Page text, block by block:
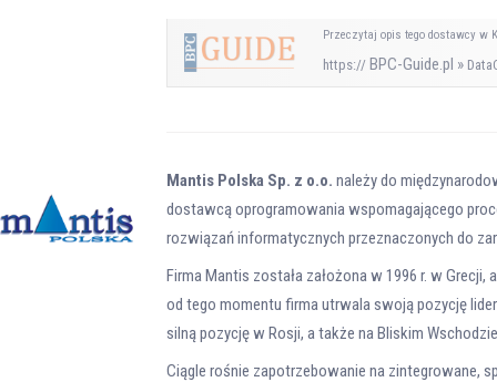
Przeczytaj opis tego dostawcy w
https:// BPC-Guide.pl »
Mantis Polska Sp. z o.o. należy do
dostawcą oprogramowania wspomagającego
rozwiązań informatycznych przeznaczonych do
Firma Mantis została założona w 1996 r. w
od tego momentu firma utrwala swoją pozycję
silną pozycję w Rosji, a także na Bliskim
Ciągle rośnie zapotrzebowanie na zintegrowane,